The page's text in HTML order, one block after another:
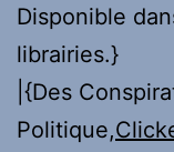
Disponible
librairies.}
|{Des
Politique,